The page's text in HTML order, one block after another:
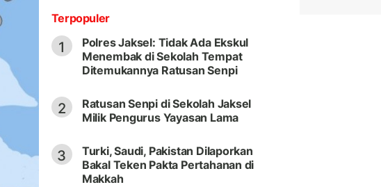
Terpopuler
1
Polres Jaksel: Tidak Ada Ekskul
Menembak di Sekolah Tempat
Ditemukannya Ratusan Senpi
2
Ratusan Senpi di Sekolah Jaksel
Milik Pengurus Yayasan Lama
3
Turki, Saudi, Pakistan Dilaporkan
Bakal Teken Pakta Pertahanan di
Makkah